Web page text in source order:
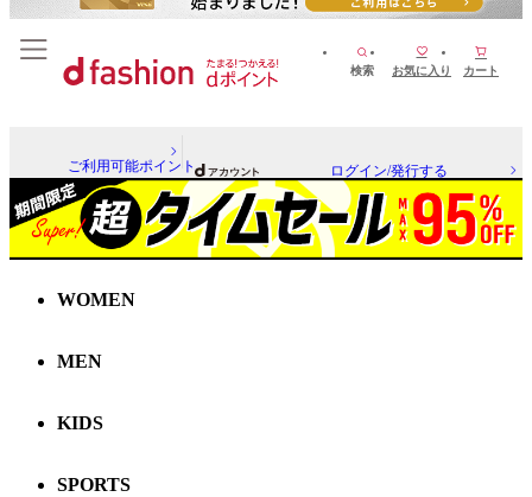
検索 お気に入り カート
ご利用可能ポイント ログイン/発行する
WOMEN
MEN
KIDS
SPORTS